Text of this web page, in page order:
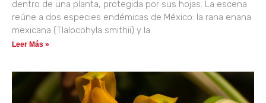
dentro de una planta, protegida por sus hojas. La escena
reúne a dos especies endémicas de México: la rana enana
mexicana (Tlalocohyla smithii) y la
Leer Más »